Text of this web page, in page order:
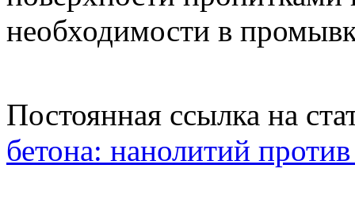
необходимости в
Постоянная ссылка на
бетона: нанолитий